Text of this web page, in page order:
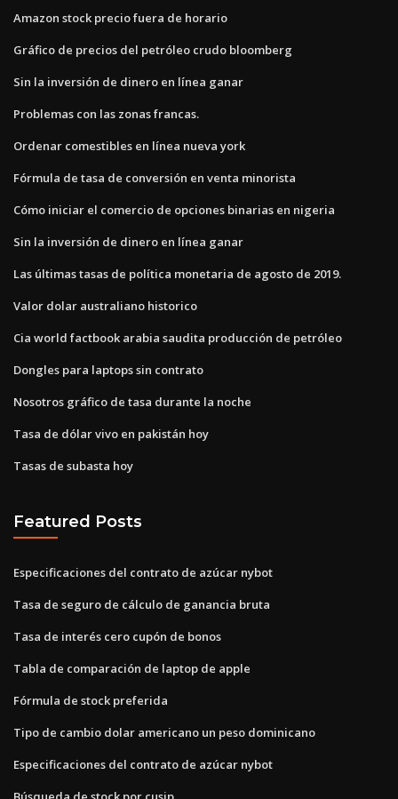
Amazon stock precio fuera de horario
Gráfico de precios del petróleo crudo bloomberg
Sin la inversión de dinero en línea ganar
Problemas con las zonas francas.
Ordenar comestibles en línea nueva york
Fórmula de tasa de conversión en venta minorista
Cómo iniciar el comercio de opciones binarias en nigeria
Sin la inversión de dinero en línea ganar
Las últimas tasas de política monetaria de agosto de 2019.
Valor dolar australiano historico
Cia world factbook arabia saudita producción de petróleo
Dongles para laptops sin contrato
Nosotros gráfico de tasa durante la noche
Tasa de dólar vivo en pakistán hoy
Tasas de subasta hoy
Featured Posts
Especificaciones del contrato de azúcar nybot
Tasa de seguro de cálculo de ganancia bruta
Tasa de interés cero cupón de bonos
Tabla de comparación de laptop de apple
Fórmula de stock preferida
Tipo de cambio dolar americano un peso dominicano
Especificaciones del contrato de azúcar nybot